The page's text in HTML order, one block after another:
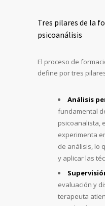
Tres pilares de la
psicoanálisis
El proceso de
define por tres
Análisis
fundamental
psicoanalista,
experimenta
de análisis, lo
y aplicar las
evaluación y
terapeuta